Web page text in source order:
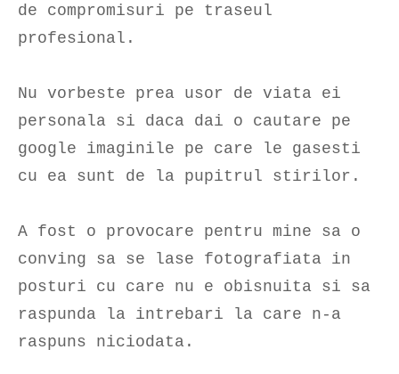
de compromisuri pe traseul
profesional.
Nu vorbeste prea usor de viata ei
personala si daca dai o cautare pe
google imaginile pe care le gasesti
cu ea sunt de la pupitrul stirilor.
A fost o provocare pentru mine sa o
conving sa se lase fotografiata in
posturi cu care nu e obisnuita si sa
raspunda la intrebari la care n-a
raspuns niciodata.